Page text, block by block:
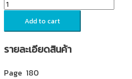
Add to cart
รายละเอียดสินค้า
Page 180